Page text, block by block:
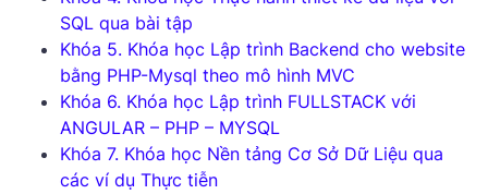
SQL qua bài tập
Khóa 5. Khóa học Lập trình Backend cho website
bằng PHP-Mysql theo mô hình MVC
Khóa 6. Khóa học Lập trình FULLSTACK với
ANGULAR – PHP – MYSQL
Khóa 7. Khóa học Nền tảng Cơ Sở Dữ Liệu qua
các ví dụ Thực tiễn